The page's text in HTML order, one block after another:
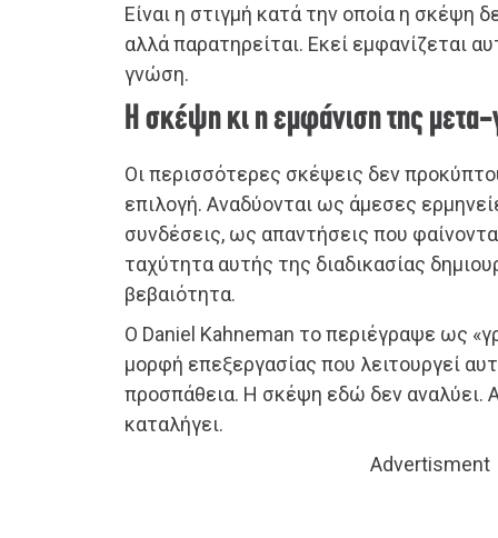
Είναι η στιγμή κατά την οποία η σκέψη
αλλά παρατηρείται. Εκεί εμφανίζεται
γνώση.
Η σκέψη κι η εμφάνιση της
Οι περισσότερες σκέψεις δεν
επιλογή. Αναδύονται ως άμεσες
συνδέσεις, ως απαντήσεις που
ταχύτητα αυτής της διαδικασίας
βεβαιότητα.
Ο Daniel Kahneman το περιέγραψε ως
μορφή επεξεργασίας που λειτουργεί
προσπάθεια. Η σκέψη εδώ δεν αναλύει.
καταλήγει.
Advertisment